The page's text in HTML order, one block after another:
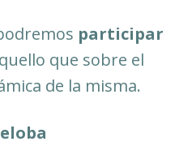
participar
que sobre el
de la misma.